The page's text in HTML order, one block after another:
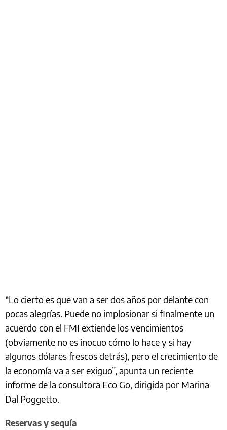
“Lo cierto es que van a ser dos años por delante con
pocas alegrías. Puede no implosionar si finalmente un
acuerdo con el FMI extiende los vencimientos
(obviamente no es inocuo cómo lo hace y si hay
algunos dólares frescos detrás), pero el crecimiento de
la economía va a ser exiguo”, apunta un reciente
informe de la consultora Eco Go, dirigida por Marina
Dal Poggetto.
Reservas y sequía